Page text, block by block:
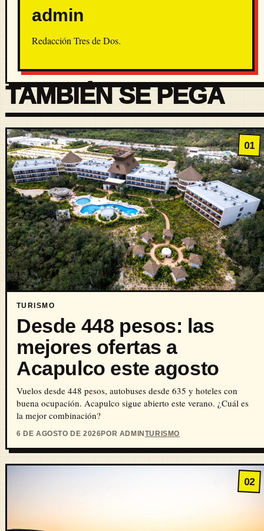
admin
Redacción Tres de Dos.
TAMBIÉN SE PEGA
01
TURISMO
Desde 448 pesos: las
mejores ofertas a
Acapulco este agosto
Vuelos desde 448 pesos, autobuses desde 635 y hoteles con
buena ocupación. Acapulco sigue abierto este verano. ¿Cuál es
la mejor combinación?
6 DE AGOSTO DE 2026POR ADMIN TURISMO
02